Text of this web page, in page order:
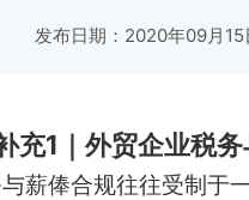
发布日期：2020年09月15
充1｜外贸企业税
薪俸合规往往受制